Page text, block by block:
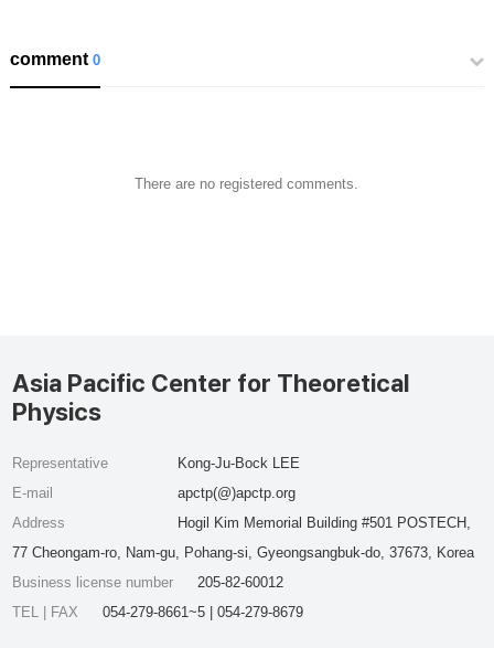
comment0
There are no registered comments.
Asia Pacific Center for Theoretical
Physics
Representative
Kong-Ju-Bock LEE
E-mail
apctp(@)apctp.org
Address
Hogil Kim Memorial Building #501 POSTECH,
77 Cheongam-ro, Nam-gu, Pohang-si, Gyeongsangbuk-do, 37673, Korea
Business license number
205-82-60012
TEL | FAX
054-279-8661~5 | 054-279-8679